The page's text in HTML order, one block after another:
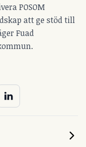
POSOM
att ge stöd till
Fuad